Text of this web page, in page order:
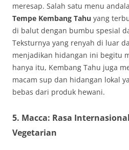
meresap. Salah satu menu
Tempe Kembang Tahu yang
di balut dengan bumbu spesial
Teksturnya yang renyah di luar
menjadikan hidangan ini begitu
hanya itu, Kembang Tahu juga
macam sup dan hidangan lokal
bebas dari produk hewani.
5. Macca: Rasa
Vegetarian